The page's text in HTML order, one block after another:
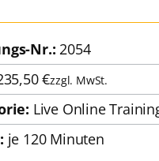
Nr.: 2054
€zzgl. MwSt.
Live Online
je 120 Minuten